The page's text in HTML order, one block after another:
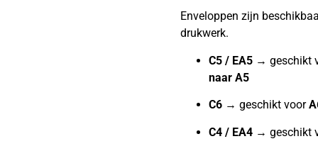
Enveloppen zijn
drukwerk.
C5 / EA5 → geschikt
naar A5
C6 → geschikt voor
C4 / EA4 → geschikt